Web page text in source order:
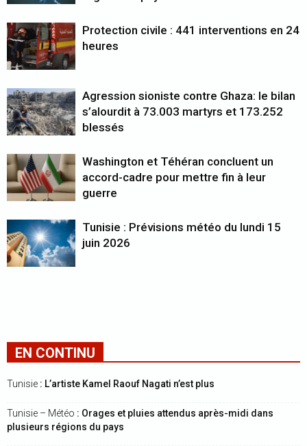
Protection civile : 441 interventions en 24
heures
Agression sioniste contre Ghaza: le bilan
s’alourdit à 73.003 martyrs et 173.252
blessés
Washington et Téhéran concluent un
accord-cadre pour mettre fin à leur
guerre
Tunisie : Prévisions météo du lundi 15
juin 2026
EN CONTINU
Tunisie : L’artiste Kamel Raouf Nagati n’est plus
Tunisie – Météo : Orages et pluies attendus après-midi dans
plusieurs régions du pays